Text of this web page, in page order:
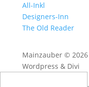
All-Inkl
Designers-Inn
The Old Reader
Mainzauber ©
Wordpress & Divi